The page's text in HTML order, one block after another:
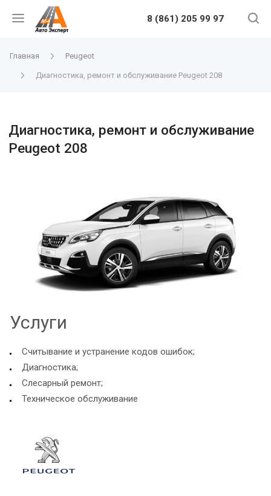
8 (861) 205 99 97
Главная Peugeot
Диагностика, ремонт и обслуживание Peugeot 208
Диагностика, ремонт и обслуживание
Peugeot 208
Услуги
Считывание и устранение кодов ошибок;
Диагностика;
Слесарный ремонт;
Техническое обслуживание